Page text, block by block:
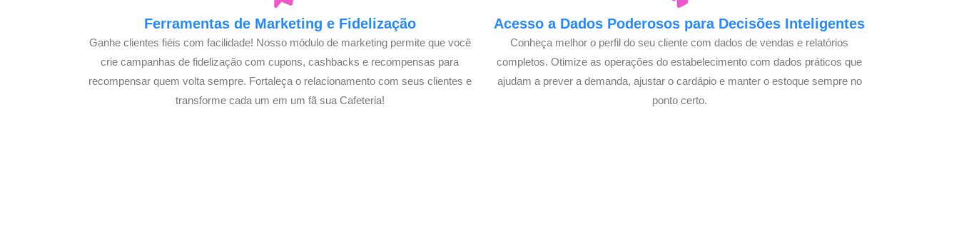
Ferramentas de Marketing e Fidelização
Ganhe clientes fiéis com facilidade! Nosso módulo de marketing permite que você
crie campanhas de fidelização com cupons, cashbacks e recompensas para
recompensar quem volta sempre. Fortaleça o relacionamento com seus clientes e
transforme cada um em um fã sua Cafeteria!
Acesso a Dados Poderosos para Decisões Inteligentes
Conheça melhor o perfil do seu cliente com dados de vendas e relatórios
completos. Otimize as operações do estabelecimento com dados práticos que
ajudam a prever a demanda, ajustar o cardápio e manter o estoque sempre no
ponto certo.